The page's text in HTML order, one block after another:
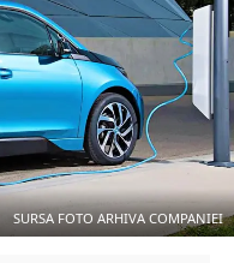
SURSA FOTO ARHIVA COMPANIEI